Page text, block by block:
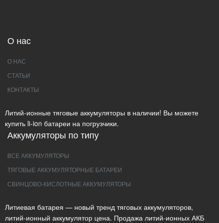
О нас
О НАС
СТАТЬИ
КОНТАКТЫ
Литий-ионные тяговые аккумуляторы в наличии! Вы можете
купить li-ion батареи на погрузчики.
Аккумуляторы по типу
ВСЕ АККУМУЛЯТОРЫ
ТЯГОВЫЕ АККУМУЛЯТОРНЫЕ БАТАРЕИ
СВИНЦОВО-КИСЛОТНЫЕ АККУМУЛЯТОРЫ
Литиевая батарея — новый тренд тяговых аккумуляторов,
литий-ионный аккумулятор цена. Продажа литий-ионных АКБ